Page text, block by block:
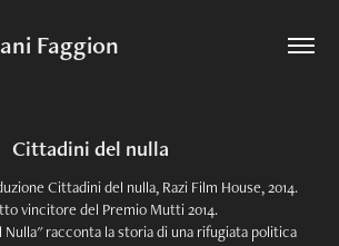
Faggion
Cittadini del nulla
Cittadini del nulla, Razi Film House, 2014.
vincitore del Premio Mutti 2014.
racconta la storia di una rifugiata politica